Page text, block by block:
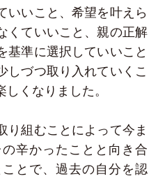
いいこと、希望を叶えら
くていいこと、親の正解
基準に選択していいこと
しづつ取り入れていくこ
くなりました。
り組むことによって今ま
辛かったことと向き合
とで、過去の自分を認